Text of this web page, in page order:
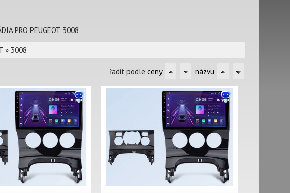
PRO PEUGEOT 3008
» 3008
řadit podle ceny názvu